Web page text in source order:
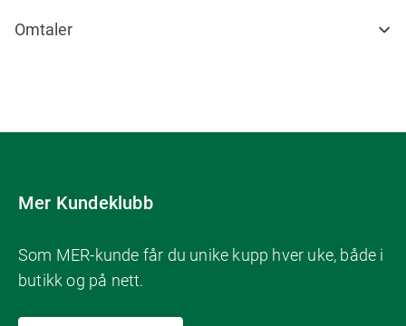
Omtaler
Mer Kundeklubb
Som MER-kunde får du unike kupp hver uke, både i
butikk og på nett.